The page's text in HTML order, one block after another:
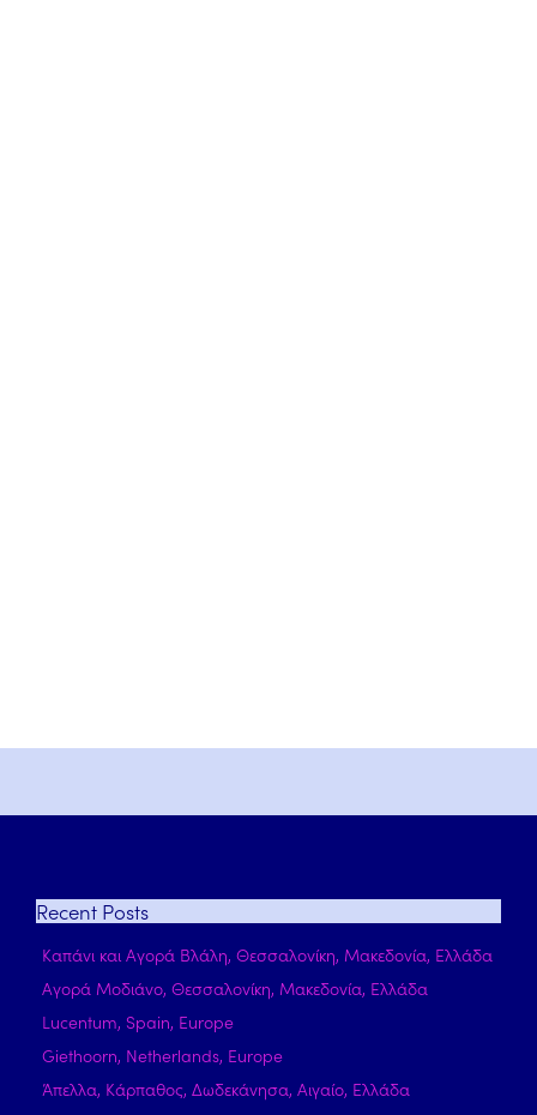
Recent Posts
Καπάνι και Αγορά Βλάλη, Θεσσαλονίκη, Μακεδονία, Ελλάδα
Αγορά Μοδιάνο, Θεσσαλονίκη, Μακεδονία, Ελλάδα
Lucentum, Spain, Europe
Giethoorn, Netherlands, Europe
Άπελλα, Κάρπαθος, Δωδεκάνησα, Αιγαίο, Ελλάδα